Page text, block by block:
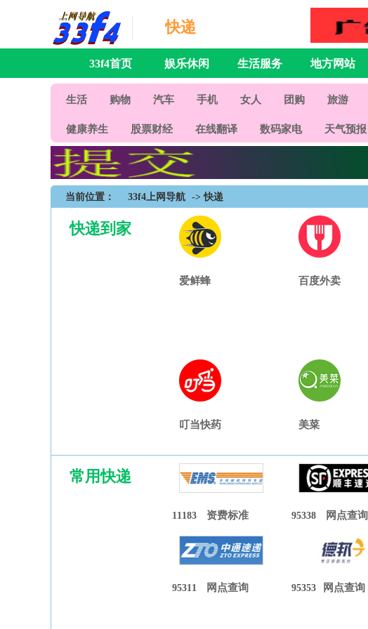
快递
33f4首页 娱乐休闲 生活服务 地方网站
生活 购物 汽车 手机 女人 团购 旅游
健康养生 股票财经 在线翻译 数码家电 天气预报
当前位置： 33f4上网导航 -> 快递
快递到家
爱鲜蜂 百度外卖
叮当快药 美菜
常用快递
11183 资费标准 95338 网点查询
95311 网点查询 95353 网点查询